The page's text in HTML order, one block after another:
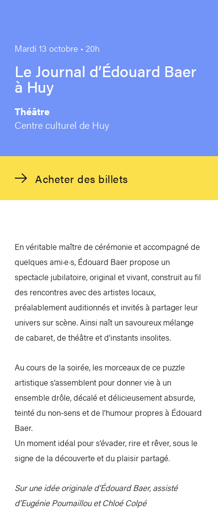
Mardi 13 octobre • 20h
Le Journal d’Édouard Baer
à Huy
Théâtre
Centre culturel de Huy
Acheter des billets
En véritable maître de cérémonie et accompagné de
quelques ami·e·s, Édouard Baer propose un
spectacle jubilatoire, original et vivant, construit au fil
des rencontres avec des artistes locaux,
préalablement auditionnés et invités à partager leur
univers sur scène. Ainsi naît un savoureux mélange
de cabaret, de théâtre et d’instants insolites.
Au cours de la soirée, les morceaux de ce puzzle
artistique s’assemblent pour donner vie à un
ensemble drôle, décalé et délicieusement absurde,
teinté du non-sens et de l’humour propres à Édouard
Baer.
Un moment idéal pour s’évader, rire et rêver, sous le
signe de la découverte et du plaisir partagé.
Sur une idée originale d’Édouard Baer, assisté
d’Eugénie Poumaillou et Chloé Colpé